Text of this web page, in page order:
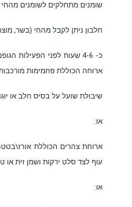
שומנים מתחלקים לשומנים מהחי
חלבון ניתן לקבל מהחי (בשר,
כ- 4-6 שעות לפני הפעילות
ארוחה הכוללת פחמימות
שיבולת שועל על בסיס חלב או
או:
ארוחת צהרים הכוללת
עוף לצד סלט ירקות ושמן זית או
או: